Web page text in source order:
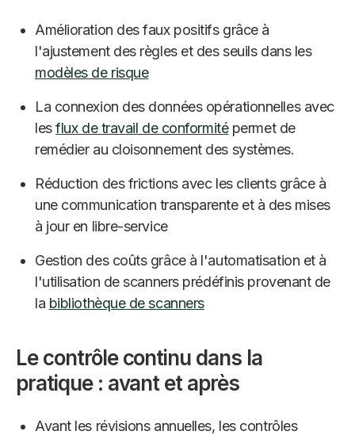
Amélioration des faux positifs grâce à
l'ajustement des règles et des seuils dans les
modèles de risque
La connexion des données opérationnelles avec
lesflux de travail de conformitépermet de
remédier au cloisonnement des systèmes.
Réduction des frictions avec les clients grâce à
une communication transparente et à des mises
à jour en libre-service
Gestion des coûts grâce à l'automatisation et à
l'utilisation de scanners prédéfinis provenant de
la bibliothèque de scanners
Le contrôle continu dans la
pratique : avant et après
Avant les révisions annuelles, les contrôles